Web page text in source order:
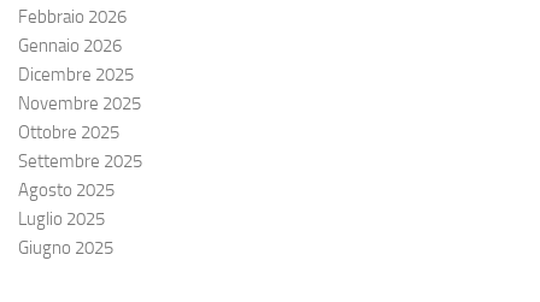
Febbraio 2026
Gennaio 2026
Dicembre 2025
Novembre 2025
Ottobre 2025
Settembre 2025
Agosto 2025
Luglio 2025
Giugno 2025